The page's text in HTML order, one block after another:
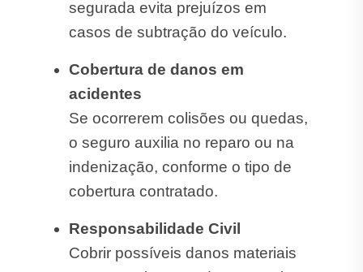
segurada evita prejuízos em
casos de subtração do veículo.
Cobertura de danos em
acidentes
Se ocorrerem colisões ou quedas,
o seguro auxilia no reparo ou na
indenização, conforme o tipo de
cobertura contratado.
Responsabilidade Civil
Cobrir possíveis danos materiais